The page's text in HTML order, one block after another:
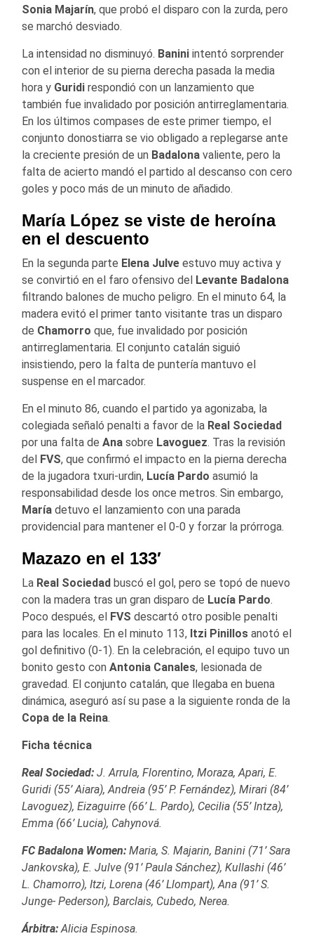
Sonia Majarín, que probó el disparo con la zurda, pero
se marchó desviado.
La intensidad no disminuyó. Banini intentó sorprender
con el interior de su pierna derecha pasada la media
hora y Guridi respondió con un lanzamiento que
también fue invalidado por posición antirreglamentaria.
En los últimos compases de este primer tiempo, el
conjunto donostiarra se vio obligado a replegarse ante
la creciente presión de un Badalona valiente, pero la
falta de acierto mandó el partido al descanso con cero
goles y poco más de un minuto de añadido.
María López se viste de heroína
en el descuento
En la segunda parte Elena Julve estuvo muy activa y
se convirtió en el faro ofensivo del Levante Badalona
filtrando balones de mucho peligro. En el minuto 64, la
madera evitó el primer tanto visitante tras un disparo
de Chamorro que, fue invalidado por posición
antirreglamentaria. El conjunto catalán siguió
insistiendo, pero la falta de puntería mantuvo el
suspense en el marcador.
En el minuto 86, cuando el partido ya agonizaba, la
colegiada señaló penalti a favor de la Real Sociedad
por una falta de Ana sobre Lavoguez. Tras la revisión
del FVS, que confirmó el impacto en la pierna derecha
de la jugadora txuri-urdin, Lucía Pardo asumió la
responsabilidad desde los once metros. Sin embargo,
María detuvo el lanzamiento con una parada
providencial para mantener el 0-0 y forzar la prórroga.
Mazazo en el 133′
La Real Sociedad buscó el gol, pero se topó de nuevo
con la madera tras un gran disparo de Lucía Pardo.
Poco después, el FVS descartó otro posible penalti
para las locales. En el minuto 113, Itzi Pinillos anotó el
gol definitivo (0-1). En la celebración, el equipo tuvo un
bonito gesto con Antonia Canales, lesionada de
gravedad. El conjunto catalán, que llegaba en buena
dinámica, aseguró así su pase a la siguiente ronda de la
Copa de la Reina.
Ficha técnica
Real Sociedad: J. Arrula, Florentino, Moraza, Apari, E.
Guridi (55’ Aiara), Andreia (95’ P. Fernández), Mirari (84’
Lavoguez), Eizaguirre (66’ L. Pardo), Cecilia (55’ Intza),
Emma (66’ Lucia), Cahynová.
FC Badalona Women: Maria, S. Majarin, Banini (71’ Sara
Jankovska), E. Julve (91’ Paula Sánchez), Kullashi (46’
L. Chamorro), Itzi, Lorena (46’ Llompart), Ana (91’ S.
Junge- Pederson), Barclais, Cubedo, Nerea.
Árbitra: Alicia Espinosa.